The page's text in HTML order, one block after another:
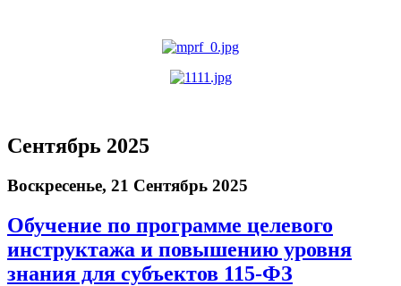
Сентябрь 2025
Воскресенье, 21 Сентябрь 2025
Обучение по программе целевого
инструктажа и повышению уровня
знания для субъектов 115-ФЗ